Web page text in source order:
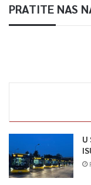
PRATITE NAS
U